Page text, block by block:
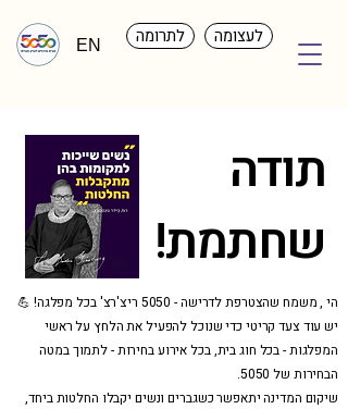
EN לתרומה לעצומה
תודה
שחתמת!
הי , משמח שהצטרפת לדרישה - 5050 ריצ'רצ' בכל מפלגה! 💪
יש עוד צעד קריטי כדי שנוכל להפעיל את הלחץ על ראשי
המפלגות - בכל חוג בית, בכל אירוע בחירות - לתמוך במטה
הבחירות של 5050.
שיקום המדינה יתאפשר כשגברים ונשים יקבלו החלטות ביחד,